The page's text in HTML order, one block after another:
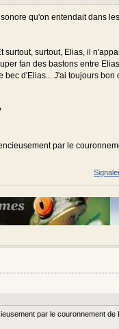
qu'on entendait dans
surtout, Elias, il
fan des bastons entre
d'Elias... J'ai toujours bon
par le
par le couronnement de